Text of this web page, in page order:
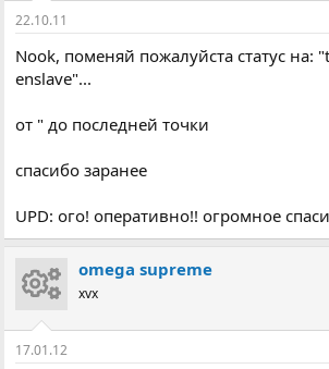
22.10.11
Nook, поменяй пожалуйста статус на:
enslave"...
от " до последней точки
спасибо заранее
UPD: ого! оперативно!! огромное
omega supreme
xvx
17.01.12